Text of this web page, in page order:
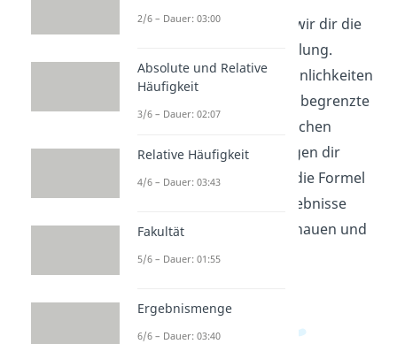
In diesem Video erklären wir dir die
hypergeometrische Verteilung.
Erfahre, wie du Wahrscheinlichkeiten
berechnest, wenn du eine begrenzte
Stichprobe aus einer endlichen
Population ziehst. Wir zeigen dir
Schritt für Schritt, wie du die Formel
anwendest und deine Ergebnisse
interpretierst. Jetzt reinschauen und
verstehen!
2/6 – Dauer: 03:00
Absolute und Relative
Häufigkeit
3/6 – Dauer: 02:07
Relative Häufigkeit
4/6 – Dauer: 03:43
Fakultät
5/6 – Dauer: 01:55
Ergebnismenge
6/6 – Dauer: 03:40